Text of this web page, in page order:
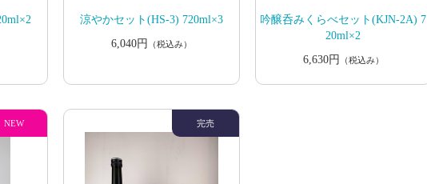
涼やかセット(HS-3) 720ml×3
6,040円
（税込み）
吟醸呑みくらべセット(KJN-2A) 7
20ml×2
6,630円
（税込み）